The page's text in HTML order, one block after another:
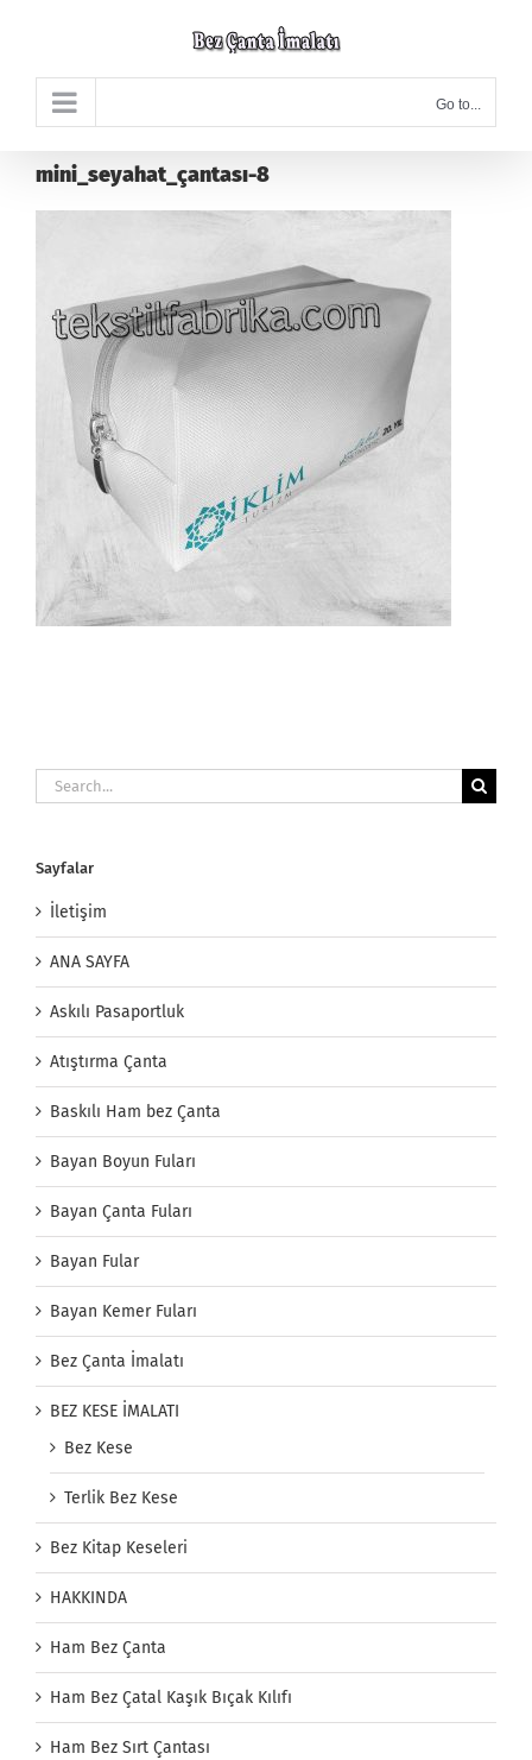
Go to...
mini_seyahat_çantası-8
Search
for:
Sayfalar
İletişim
ANA SAYFA
Askılı Pasaportluk
Atıştırma Çanta
Baskılı Ham bez Çanta
Bayan Boyun Fuları
Bayan Çanta Fuları
Bayan Fular
Bayan Kemer Fuları
Bez Çanta İmalatı
BEZ KESE İMALATI
Bez Kese
Terlik Bez Kese
Bez Kitap Keseleri
HAKKINDA
Ham Bez Çanta
Ham Bez Çatal Kaşık Bıçak Kılıfı
Ham Bez Sırt Çantası